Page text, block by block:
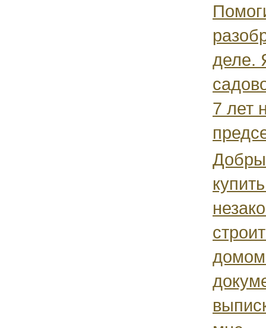
деле.
7 лет